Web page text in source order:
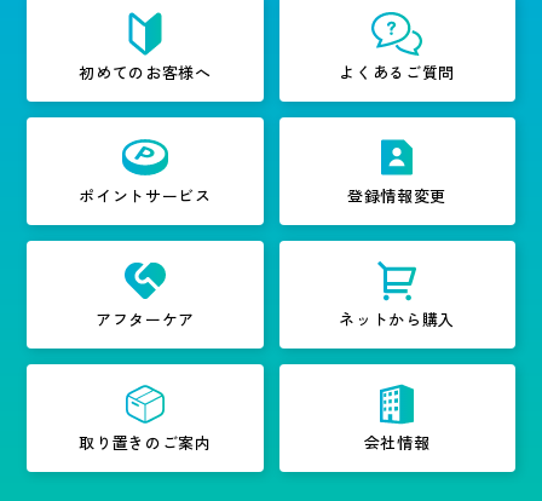
初めてのお客様へ よくあるご質問
ポイントサービス 登録情報変更
アフターケア ネットから購入
取り置きのご案内 会社情報